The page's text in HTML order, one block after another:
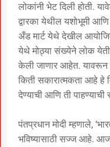
लोकांनी भेट दिली होती.
द्वारका येथील यशोभूमी
अँड मार्ट येथे देखील
येथे मोठ्या संख्येने लोक
केली जाणार आहेत. यावरून
किती सकारात्मकता आहे हे
देण्याची आणि ती पाहण्याची
पंतप्रधान मोदी म्हणाले,
भविष्यासाठी सज्ज आहे. आज,